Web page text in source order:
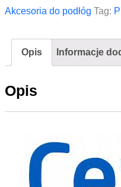
paneli
laminat
CEZAR
1m
Akcesoria do podłóg Tag:
Opis Informacje
Opis